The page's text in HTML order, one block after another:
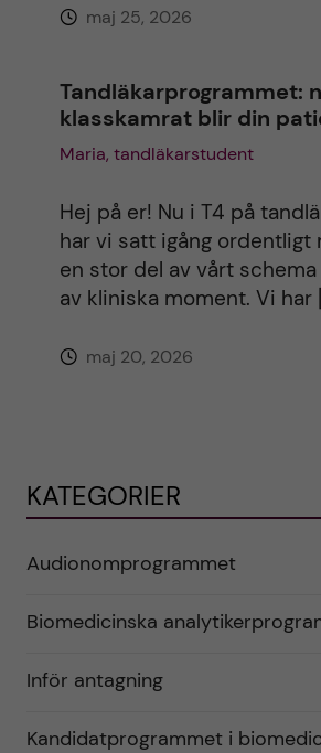
maj 25, 2026
Tandläkarprogrammet:
klasskamrat blir din
Maria, tandläkarstudent
Hej på er! Nu i T4 på
har vi satt igång ordentligt
en stor del av vårt
av kliniska moment. Vi har
maj 20, 2026
KATEGORIER
Audionomprogrammet
Biomedicinska
Inför antagning
Kandidatprogrammet i